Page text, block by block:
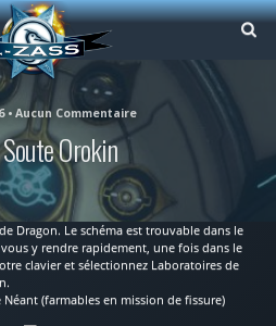
• Aucun Commentaire
Orokin
Dragon. Le schéma est trouvable dans le
y rendre rapidement, une fois dans le
clavier et sélectionnez Laboratoires de
Néant (farmables en mission de fissure)